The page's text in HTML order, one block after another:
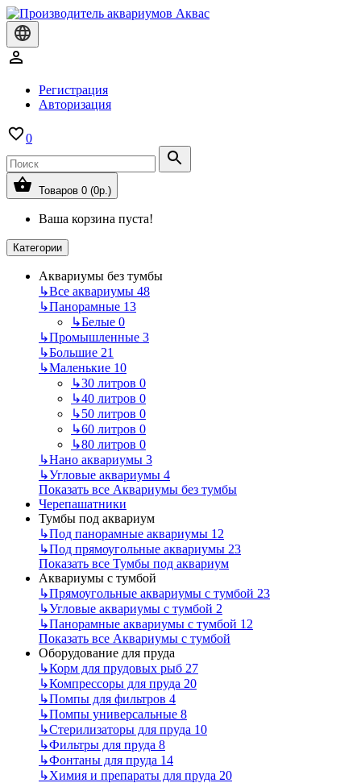
Регистрация
Авторизация
0
Товаров 0 (0р.)
Ваша корзина пуста!
Категории
Аквариумы без тумбы
↳Все аквариумы 48
↳Панорамные 13
↳Белые 0
↳Промышленные 3
↳Большие 21
↳Маленькие 10
↳30 литров 0
↳40 литров 0
↳50 литров 0
↳60 литров 0
↳80 литров 0
↳Нано аквариумы 3
↳Угловые аквариумы 4
Показать все Аквариумы без тумбы
Черепашатники
Тумбы под аквариум
↳Под панорамные аквариумы 12
↳Под прямоугольные аквариумы 23
Показать все Тумбы под аквариум
Аквариумы с тумбой
↳Прямоугольные аквариумы с тумбой 23
↳Угловые аквариумы с тумбой 2
↳Панорамные аквариумы с тумбой 12
Показать все Аквариумы с тумбой
Оборудование для пруда
↳Корм для прудовых рыб 27
↳Компрессоры для пруда 20
↳Помпы для фильтров 4
↳Помпы универсальные 8
↳Стерилизаторы для пруда 10
↳Фильтры для пруда 8
↳Фонтаны для пруда 14
↳Химия и препараты для пруда 20